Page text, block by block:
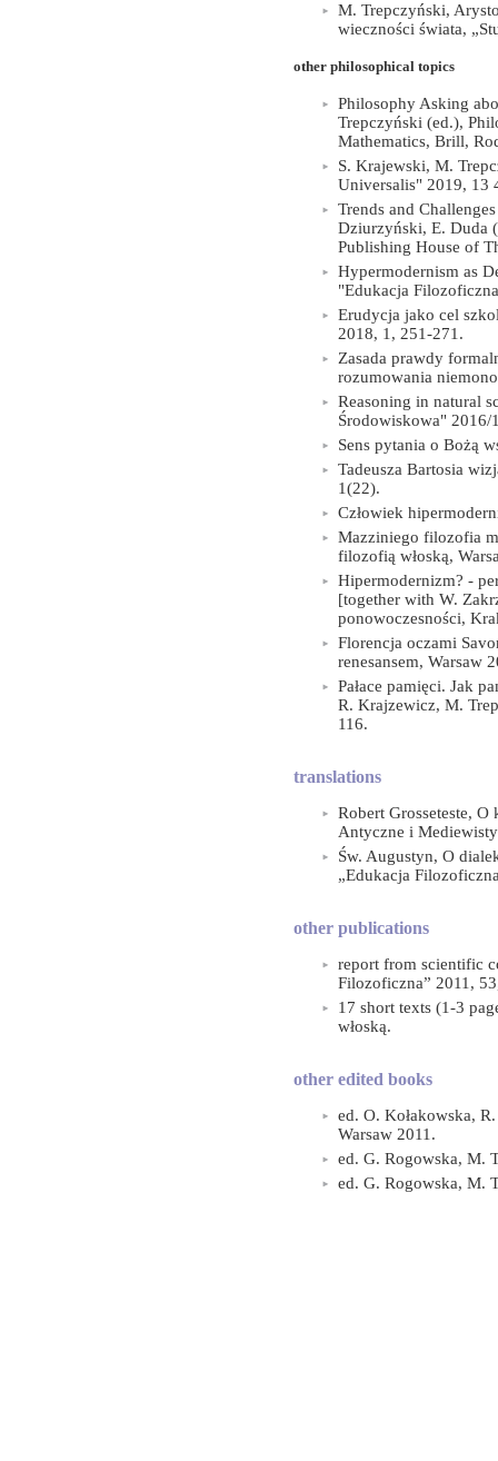
M. Trepczyński,
wieczności świata,
other philosophical topics
Philosophy Asking
Trepczyński (ed.),
Mathematics, Brill,
S. Krajewski, M.
Universalis" 2019, 13
Trends and
Dziurzyński, E. Duda
Publishing House of
Hypermodernism as
"Edukacja
Erudycja jako cel
2018, 1, 251-271.
Zasada prawdy
rozumowania
Reasoning in natural
Środowiskowa" 2016/
Sens pytania o Bożą
Tadeusza Bartosia
1(22).
Człowiek
Mazziniego filozofia
filozofią włoską,
Hipermodernizm? -
[together with W.
ponowoczesności,
Florencja oczami
renesansem, Warsaw
Pałace pamięci. Jak
R. Krajzewicz, M.
116.
translations
Robert Grosseteste,
Antyczne i
Św. Augustyn, O
„Edukacja
other publications
report from scientific
Filozoficzna” 2011,
17 short texts (1-3
włoską.
other edited books
ed. O. Kołakowska,
Warsaw 2011.
ed. G. Rogowska, M.
ed. G. Rogowska, M.